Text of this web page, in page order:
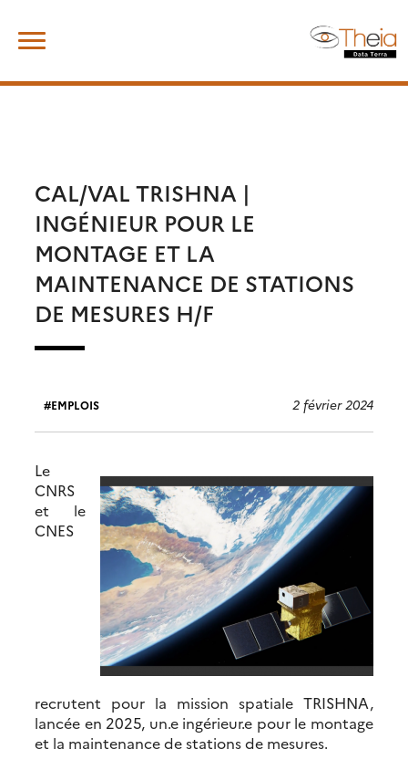
content
CAL/VAL TRISHNA |
INGÉNIEUR POUR LE
MONTAGE ET LA
MAINTENANCE DE STATIONS
DE MESURES H/F
EMPLOIS 2 février 2024
Le
CNRS
et le
CNES
recrutent pour la mission spatiale TRISHNA,
lancée en 2025, un.e ingérieur.e pour le montage
et la maintenance de stations de mesures.